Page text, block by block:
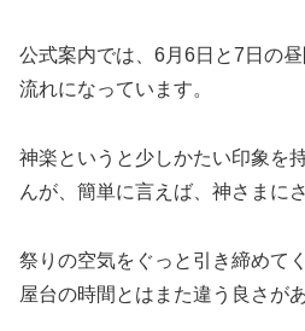
公式案内では、6月6日と7日の
流れになっています。
神楽というと少しかたい印象を
んが、簡単に言えば、神さまに
祭りの空気をぐっと引き締めて
屋台の時間とはまた違う良さが